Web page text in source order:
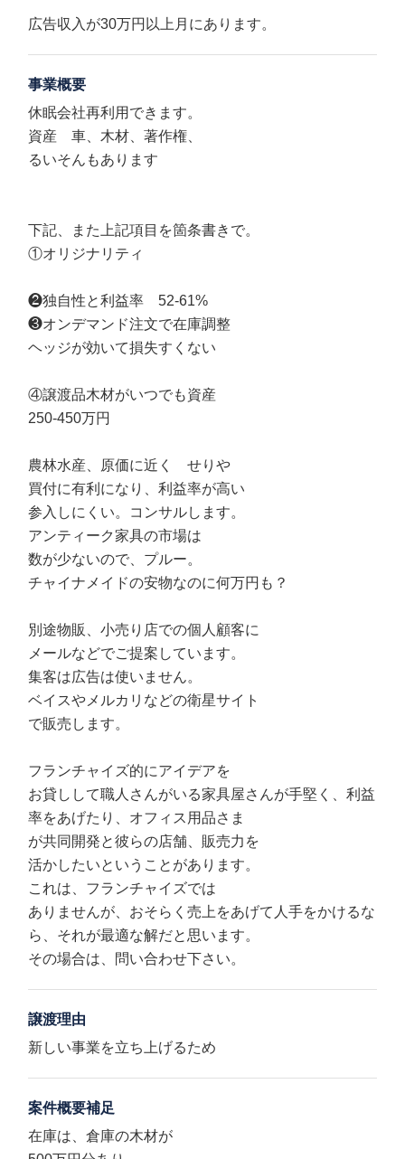
広告収入が30万円以上月にあります。
事業概要
休眠会社再利用できます。
資産 車、木材、著作権、
るいそんもあります
下記、また上記項目を箇条書きで。
①オリジナリティ
❷独自性と利益率 52-61%
❸オンデマンド注文で在庫調整
ヘッジが効いて損失すくない
④譲渡品木材がいつでも資産
250-450万円
農林水産、原価に近く せりや
買付に有利になり、利益率が高い
参入しにくい。コンサルします。
アンティーク家具の市場は
数が少ないので、プルー。
チャイナメイドの安物なのに何万円も？
別途物販、小売り店での個人顧客に
メールなどでご提案しています。
集客は広告は使いません。
ベイスやメルカリなどの衛星サイト
で販売します。
フランチャイズ的にアイデアを
お貸しして職人さんがいる家具屋さんが手堅く、利益
率をあげたり、オフィス用品さま
が共同開発と彼らの店舗、販売力を
活かしたいということがあります。
これは、フランチャイズでは
ありませんが、おそらく売上をあげて人手をかけるな
ら、それが最適な解だと思います。
その場合は、問い合わせ下さい。
譲渡理由
新しい事業を立ち上げるため
案件概要補足
在庫は、倉庫の木材が